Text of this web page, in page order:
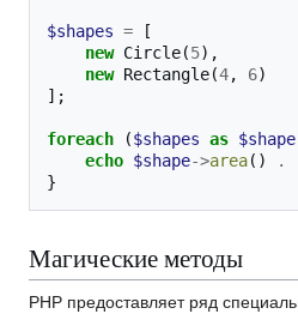
$shapes =
[
new Circle(5),
new Rectangle(4, 6)
];
foreach ($shapes as $shape
echo $shape->area() .
}
Магические методы
PHP предоставляет ряд